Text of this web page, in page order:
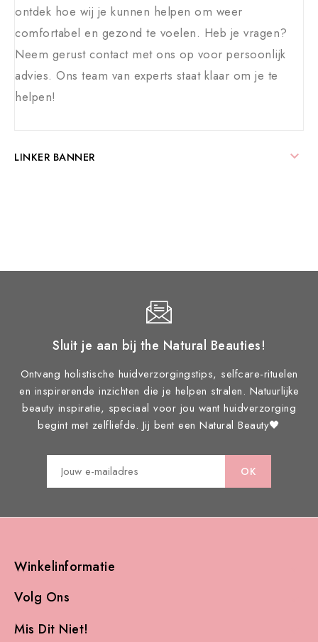
ontdek hoe wij je kunnen helpen om weer
comfortabel en gezond te voelen. Heb je vragen?
Neem gerust contact met ons op voor persoonlijk
advies. Ons team van experts staat klaar om je te
helpen!
LINKER BANNER 
Sluit je aan bij the Natural Beauties!
Ontvang holistische huidverzorgingstips, selfcare-rituelen
en inspirerende inzichten die je helpen stralen. Natuurlijke
beauty inspiratie, speciaal voor jou want huidverzorging
begint met zelfliefde. Jij bent een Natural Beauty🖤
Winkelinformatie
Volg Ons
Mis Dit Niet!